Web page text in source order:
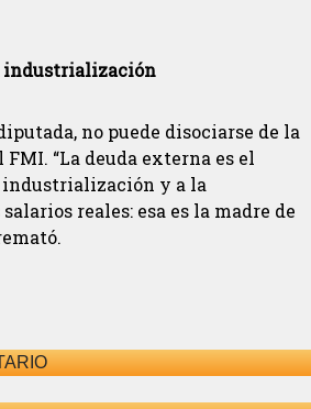
industrialización
no puede disociarse de la
FMI. “La deuda externa es el
y a la
reales: esa es la madre de